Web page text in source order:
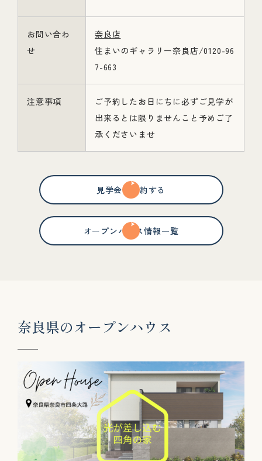
お問い合わ
せ
奈良店
住まいのギャラリー奈良店/0120-96
7-663
注意事項
ご予約したお日にちに必ずご見学が
出来るとは限りませんこと予めご了
承くださいませ
見学会を予約する
オープンハウス情報一覧
奈良県のオープンハウ ス